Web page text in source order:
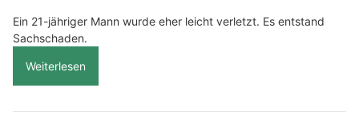
Ein 21-jähriger Mann wurde eher leicht verletzt. Es entstand
Sachschaden.
Weiterlesen